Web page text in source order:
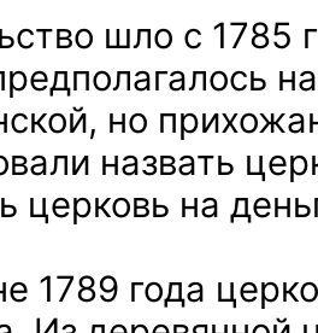
шло с 1785
но
назвать
церковь на
1789 года